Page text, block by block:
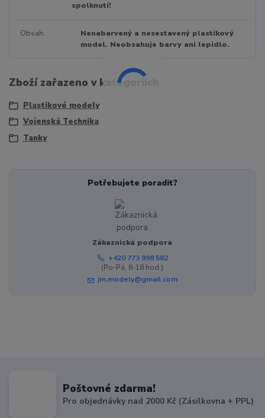
spolknutí!
Obsah
Nenabarvený a nesestavený plastikový
model. Neobsahuje barvy ani lepidlo.
Zboží zařazeno v kategoriích
Plastikové modely
Vojenská Technika
Tanky
Potřebujete poradit?
Zákaznická podpora
+420 773 998 582
(Po-Pá, 8-18 hod.)
jm.modely@gmail.com
Poštovné zdarma!
Pro objednávky nad 2000 Kč (Zásilkovna + PPL)